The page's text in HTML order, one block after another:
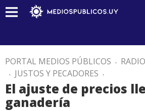
PORTAL MEDIOS PÚBLICOS . RADIO
. JUSTOS Y PECADORES .
El ajuste de precios
ganadería